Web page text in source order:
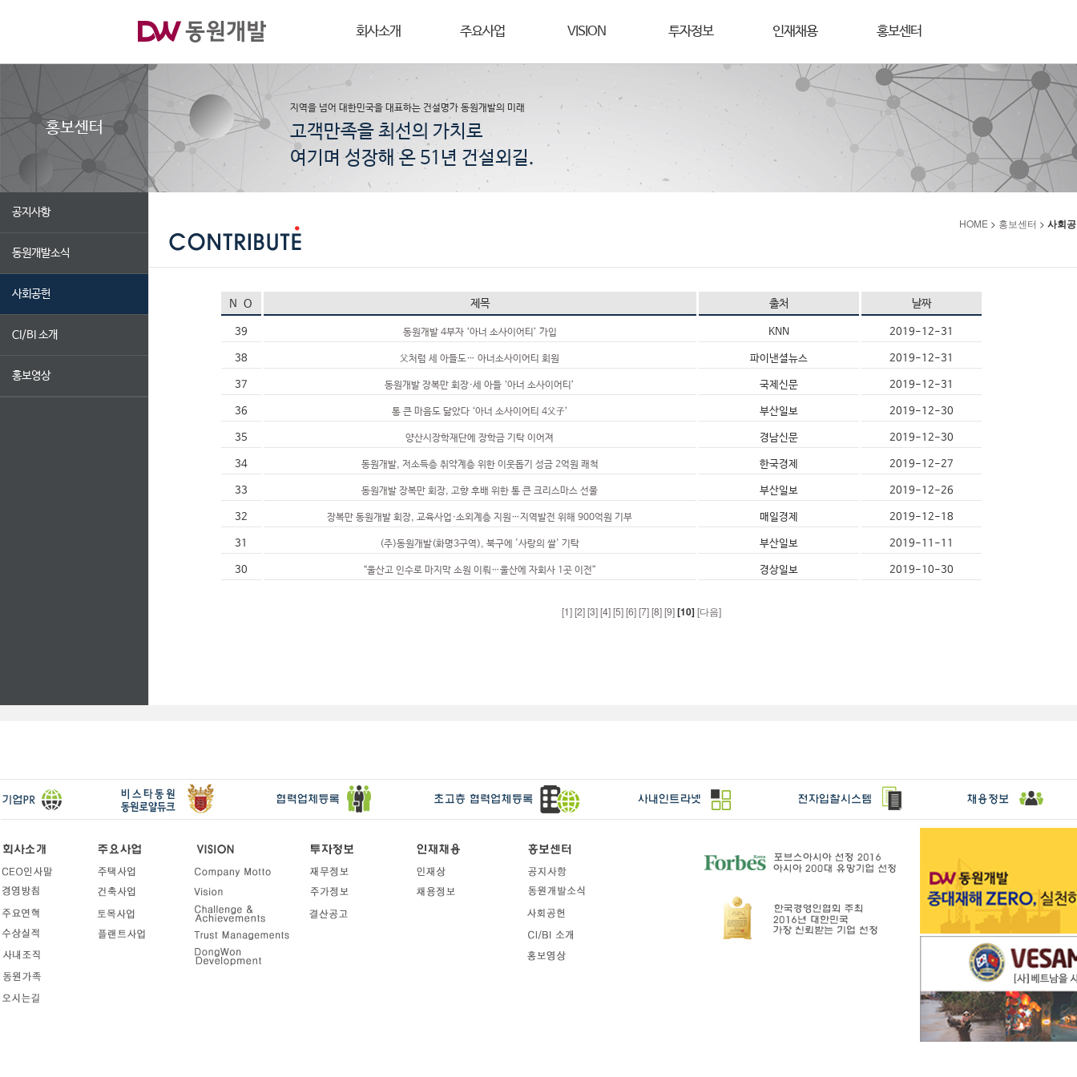
회사소개 주요사업 VISION 투자정보 인재채용 홍보센터
홍보센터
공지사항
동원개발소식
사회공헌
CI/BI 소개
홍보영상
지역을 넘어 대한민국을 대표하는 건설명가 동원개발의 미래
고객만족을 최선의 가치로
여기며 성장해 온 51년 건설외길.
HOME > 홍보센터 > 사회
N O 제목 출처 날짜
39 동원개발 4부자 ‘아너 소사이어티’ 가입 KNN 2019-12-31
38 父처럼 세 아들도… 아너소사이어티 회원 파이낸셜뉴스 2019-12-31
37 동원개발 장복만 회장·세 아들 ‘아너 소사이어티’ 국제신문 2019-12-31
36 통 큰 마음도 닮았다 ‘아너 소사이어티 4父子’ 부산일보 2019-12-30
35 양산시장학재단에 장학금 기탁 이어져 경남신문 2019-12-30
34 동원개발, 저소득층 취약계층 위한 이웃돕기 성금 2억원 쾌척 한국경제 2019-12-27
33 동원개발 장복만 회장, 고향 후배 위한 통 큰 크리스마스 선물 부산일보 2019-12-26
32 장복만 동원개발 회장, 교육사업·소외계층 지원…지역발전 위해 900억원 기부 매일경제 2019-12-18
31 (주)동원개발(화명3구역), 북구에 '사랑의 쌀' 기탁 부산일보 2019-11-11
30 “울산고 인수로 마지막 소원 이뤄…울산에 자회사 1곳 이전” 경상일보 2019-10-30
[1][2][3][4][5][6][7][8][9][10] [다음]